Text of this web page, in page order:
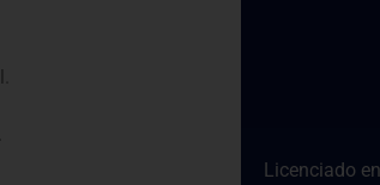
Licenciado